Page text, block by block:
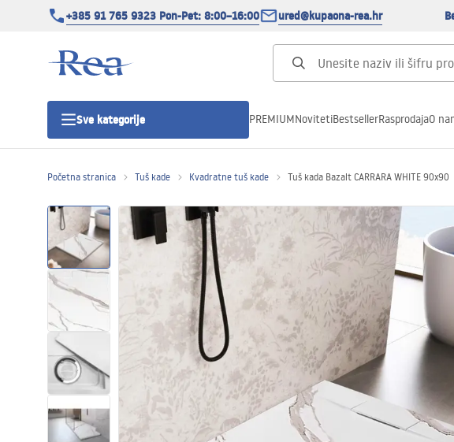
+385 91 765 9323 Pon-Pet: 8:00–16:00 ured@kupaona-rea.hr
Sve kategorije
Tuš vrata
Tuš Kanalice
WC školjke
Umivaonici
PREMIUMNovitetiBestsellerRasprodajaO
Početna stranica Tuš kade Kvadratne tuš kade Tuš kada Bazalt CARRARA WHITE 90x90